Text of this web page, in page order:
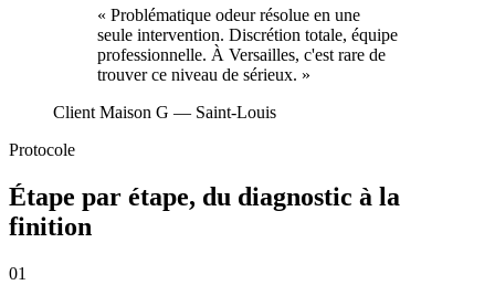
« Problématique odeur résolue en une
seule intervention. Discrétion totale, équipe
professionnelle. À Versailles, c'est rare de
trouver ce niveau de sérieux. »
Client Maison G — Saint-Louis
Protocole
Étape par étape, du diagnostic à la
finition
01